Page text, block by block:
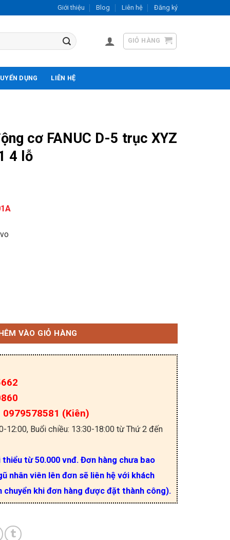
Giới thiệu Blog Liên hệ Đăng ký
GIỎ HÀNG
DỤNG LIÊN HỆ
cơ FANUC D-5 trục XYZ
4 lỗ
VÀO GIỎ HÀNG
(Kiên)
12:00, Buổi chiều: 13:30-18:00 từ Thứ 2 đến
từ 50.000 vnđ. Đơn hàng chưa bao
nhân viên lên đơn sẽ liên hệ với khách
chuyển khi đơn hàng được đặt thành công).